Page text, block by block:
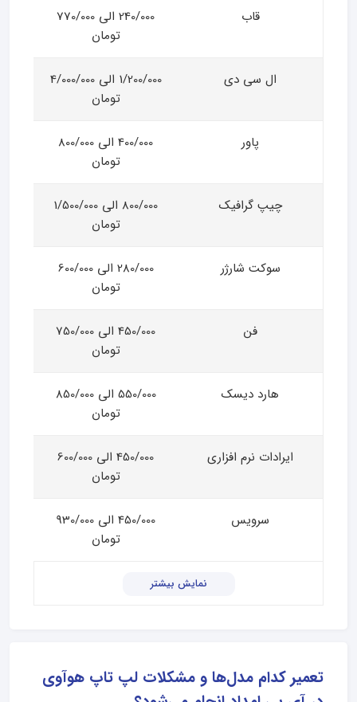
قاب
240/000 الی 770/000
تومان
ال سی دی
1/200/000 الی 4/000/000
تومان
پاور
400/000 الی 800/000
تومان
چیپ گرافیک
800/000 الی 1/500/000
تومان
سوکت شارژر
280/000 الی 600/000
تومان
فن
450/000 الی 750/000
تومان
هارد دیسک
550/000 الی 850/000
تومان
ایرادات نرم افزاری
450/000 الی 600/000
تومان
سرویس
450/000 الی 930/000
تومان
نمایش بیشتر
تعمیر کدام مدل‌ها و مشکلات لپ تاپ هوآوی